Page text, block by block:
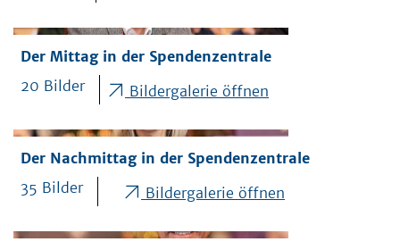
Der Mittag in der Spendenzentrale
20 Bilder
Bildergalerie öffnen
Der Nachmittag in der Spendenzentrale
35 Bilder
Bildergalerie öffnen